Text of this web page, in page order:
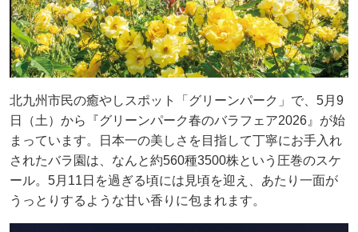
北九州市民の癒やしスポット「グリーンパーク」で、5月9
日（土）から『グリーンパーク春のバラフェア2026』が始
まっています。日本一の美しさを目指して丁寧にお手入れ
されたバラ園は、なんと約560種3500株という圧巻のスケ
ール。5月11日を過ぎる頃には見頃を迎え、あたり一面が
うっとりするような甘い香りに包まれます。